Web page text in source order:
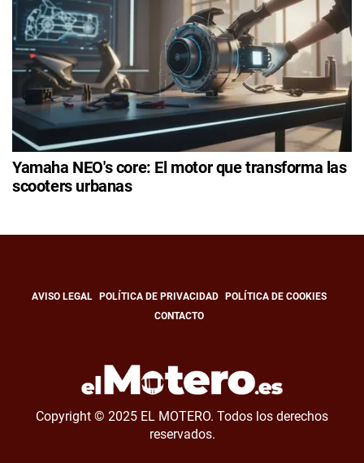
Yamaha NEO's core: El motor que transforma las
scooters urbanas
AVISO LEGAL POLÍTICA DE PRIVACIDAD
POLÍTICA DE COOKIES
CONTACTO
Copyright © 2025 EL MOTERO. Todos los derechos
reservados.